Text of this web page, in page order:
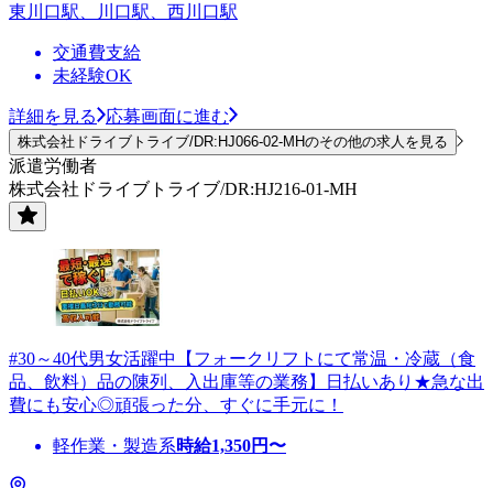
東川口駅、川口駅、西川口駅
交通費支給
未経験OK
詳細を見る 応募画面に進む
株式会社ドライブトライブ/DR:HJ066-02-MHのその他の求人を見る
派遣労働者
株式会社ドライブトライブ/DR:HJ216-01-MH
#30～40代男女活躍中【フォークリフトにて常温・冷蔵（食
品、飲料）品の陳列、入出庫等の業務】日払いあり★急な出
費にも安心◎頑張った分、すぐに手元に！
軽作業・製造系時給1,350円〜